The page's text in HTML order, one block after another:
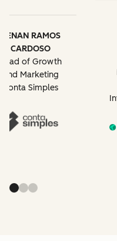
RENAN RAMOS
CARDOSO
Head of Growth
and Marketing
Conta Simples